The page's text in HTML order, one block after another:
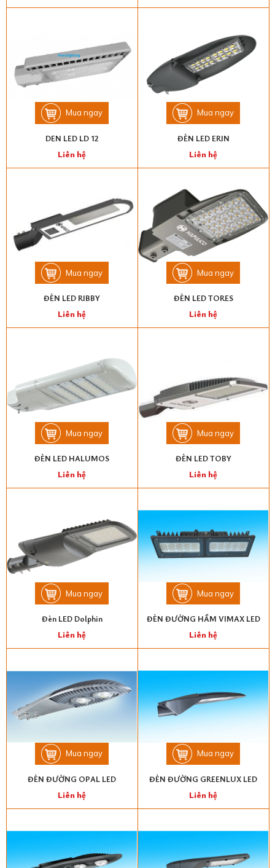
Mua ngay
DEN LED LD 12
Liên hệ
Mua ngay
ĐÈN LED ERIN
Liên hệ
Mua ngay
ĐÈN LED RIBBY
Liên hệ
Mua ngay
ĐÈN LED TORES
Liên hệ
Mua ngay
ĐÈN LED HALUMOS
Liên hệ
Mua ngay
ĐÈN LED TOBY
Liên hệ
Mua ngay
Đèn LED Dolphin
Liên hệ
Mua ngay
ĐÈN ĐƯỜNG HẦM VIMAX LED
Liên hệ
Mua ngay
ĐÈN ĐƯỜNG OPAL LED
Liên hệ
Mua ngay
ĐÈN ĐƯỜNG GREENLUX LED
Liên hệ